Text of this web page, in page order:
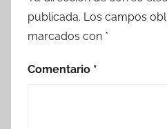
publicada. Los campos
marcados con *
Comentario *